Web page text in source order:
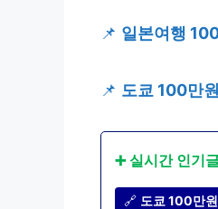
📌 일본여행
📌 도쿄 100만
➕ 실시간 인기
🔗 도쿄 100만